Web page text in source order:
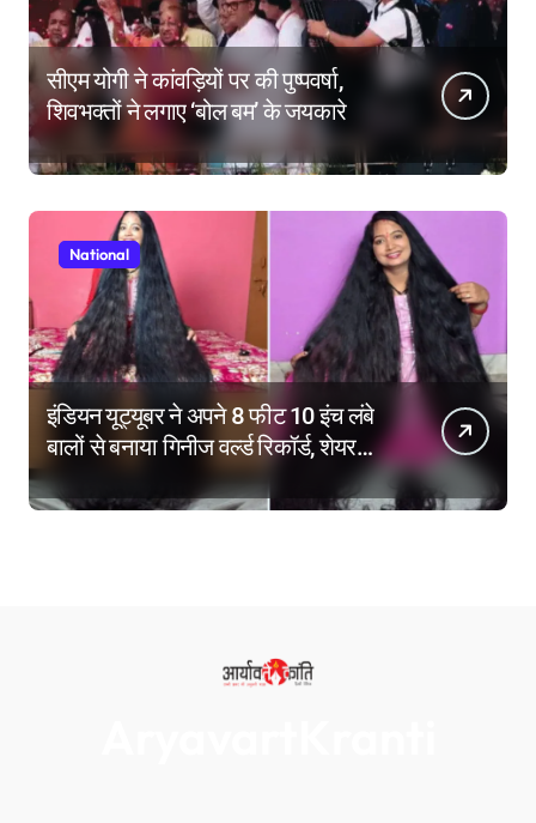
सीएम योगी ने कांवड़ियों पर की पुष्पवर्षा,
शिवभक्तों ने लगाए ‘बोल बम’ के जयकारे
National
इंडियन यूट्यूबर ने अपने 8 फीट 10 इंच लंबे
बालों से बनाया गिनीज वर्ल्ड रिकॉर्ड, शेयर
किए हेयर केयर टिप्स